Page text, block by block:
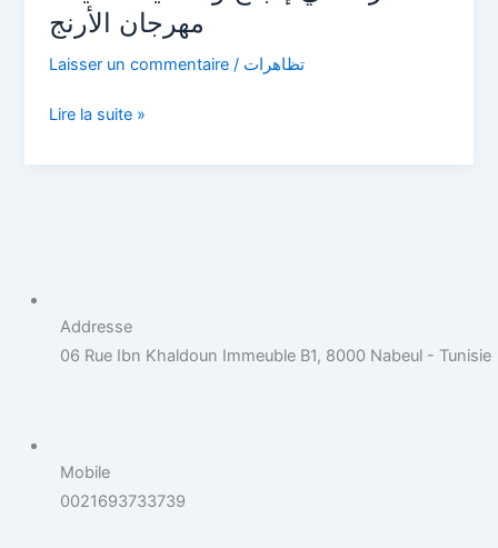
مهرجان الأرنج
Laisser un commentaire / تظاهرات
تغطية
فعاليات
الأرنج
Lire la suite »
Addresse
06 Rue Ibn Khaldoun Immeuble B1, 8000 Nabeul - Tunisie
Mobile
0021693733739